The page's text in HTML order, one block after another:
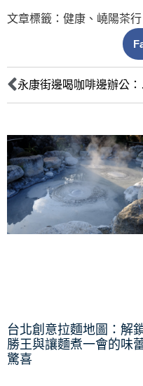
文章標籤： 健康 、 嶢陽茶行
永康
台北創意拉麵地圖：解
勝王與讓麵煮一會的味
驚喜